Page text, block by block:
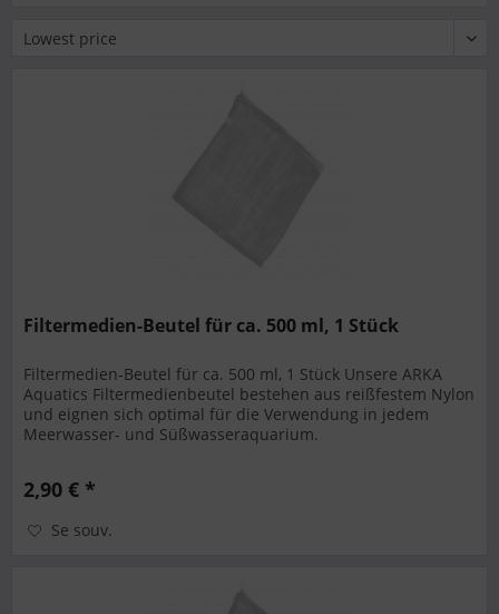
Filtermedien-Beutel für ca. 500 ml, 1 Stück
Filtermedien-Beutel für ca. 500 ml, 1 Stück Unsere ARKA
Aquatics Filtermedienbeutel bestehen aus reißfestem Nylon
und eignen sich optimal für die Verwendung in jedem
Meerwasser- und Süßwasseraquarium.
2,90 € *
Se souv.